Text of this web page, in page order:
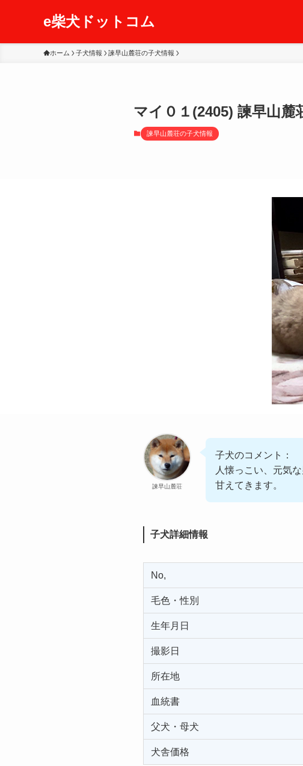
e柴犬ドットコム
ホーム 子犬情報 諫早山麓荘の子犬情報
マイ０１(2405) 諫早山麓
諫早山麓荘の子犬情報
諫早山麓荘
子犬のコメント：
人懐っこい、元気な
甘えてきます。
子犬詳細情報
No,
毛色・性別
生年月日
撮影日
所在地
血統書
父犬・母犬
犬舎価格